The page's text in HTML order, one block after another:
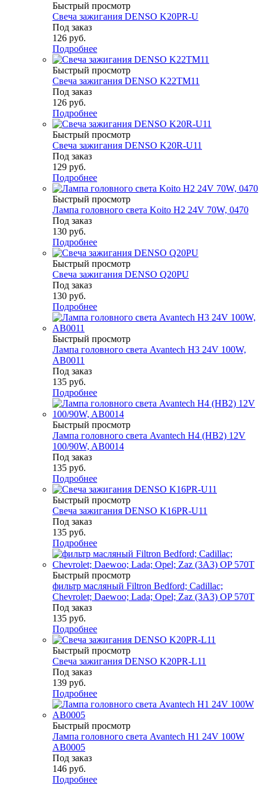
Быстрый просмотр
Свеча зажигания DENSO K20PR-U
Под заказ
126 руб.
Подробнее
Быстрый просмотр
Свеча зажигания DENSO K22TM11
Под заказ
126 руб.
Подробнее
Быстрый просмотр
Свеча зажигания DENSO K20R-U11
Под заказ
129 руб.
Подробнее
Быстрый просмотр
Лампа головного света Koito H2 24V 70W, 0470
Под заказ
130 руб.
Подробнее
Быстрый просмотр
Свеча зажигания DENSO Q20PU
Под заказ
130 руб.
Подробнее
Быстрый просмотр
Лампа головного света Avantech H3 24V 100W,
AB0011
Под заказ
135 руб.
Подробнее
Быстрый просмотр
Лампа головного света Avantech H4 (HB2) 12V
100/90W, AB0014
Под заказ
135 руб.
Подробнее
Быстрый просмотр
Свеча зажигания DENSO K16PR-U11
Под заказ
135 руб.
Подробнее
Быстрый просмотр
фильтр масляный Filtron Bedford; Cadillac;
Chevrolet; Daewoo; Lada; Opel; Zaz (3A3) OP 570T
Под заказ
135 руб.
Подробнее
Быстрый просмотр
Свеча зажигания DENSO K20PR-L11
Под заказ
139 руб.
Подробнее
Быстрый просмотр
Лампа головного света Avantech H1 24V 100W
AB0005
Под заказ
146 руб.
Подробнее